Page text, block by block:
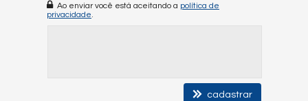
Ao enviar você está aceitando a política de
privacidade
cadastrar